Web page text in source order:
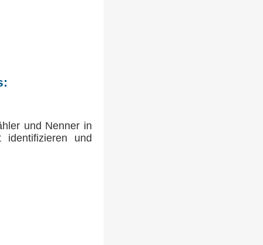
und Nenner in
identifizieren und